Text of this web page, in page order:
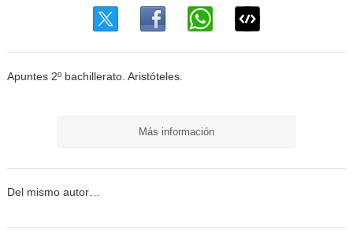
Apuntes 2º bachillerato. Aristóteles.
Más información
Del mismo autor…